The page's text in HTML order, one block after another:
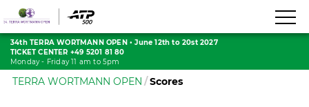
34th TERRA WORTMANN OPEN• June 12th to 20st 2027
TICKET CENTER +49 5201 81 80
Monday - Friday 11 am to 5pm
TERRA WORTMANN OPEN Scores